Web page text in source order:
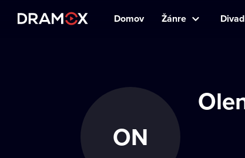
Domov Žánre
ON